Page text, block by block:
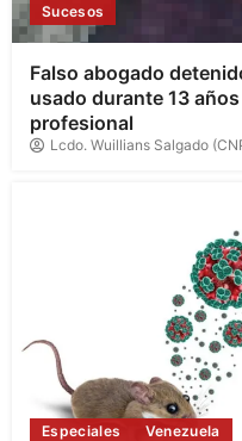
Sucesos
Falso abogado
usado durante 13
profesional
Lcdo. Wuillians Salgado
Especiales Venezuela